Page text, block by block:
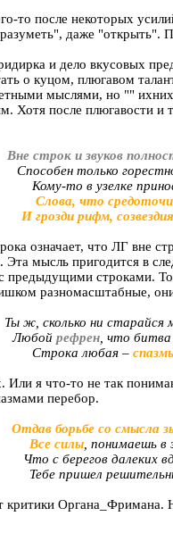
то после некоторых
даже "открыть".
и дело вкусовых
о куцом, плюгавом
мыслями, но ""
Хотя после плюгавости и
Вне строк и звуков
Способен только
Кому-то в узелке
Слова, что
И грозди рифм,
означает, что ЛГ вне
Эта мысль пригодится в
предыдущими строками.
разномасштабные,
Ты ж, сколько ни старайся
Любой рефрен, что битва
Строка любая –
Или я что-то не так
перебор.
Отдав борьбе со смысла
Все силы , понимаешь в
Что с берегов далеких
Тебе пришел
критики Органа_Фримана.